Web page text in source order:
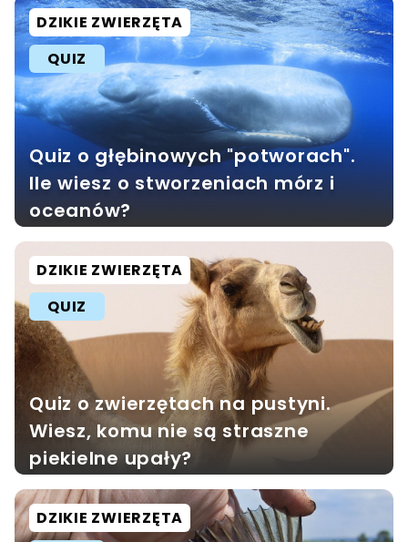
DZIKIE ZWIERZĘTA
QUIZ
Quiz o głębinowych "potworach".
Ile wiesz o stworzeniach mórz i
oceanów?
DZIKIE ZWIERZĘTA
QUIZ
Quiz o zwierzętach na pustyni.
Wiesz, komu nie są straszne
piekielne upały?
DZIKIE ZWIERZĘTA